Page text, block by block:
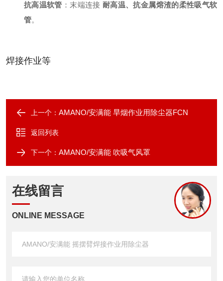
抗高温软管 ：末端连接 耐高温、抗金属熔渣的柔性吸气软
管。
焊接作业等
上一个： AMANO/安满能 旱烟作业用除尘器FCN
返回列表
下一个： AMANO/安满能 吹吸气风罩
在线留言
ONLINE MESSAGE